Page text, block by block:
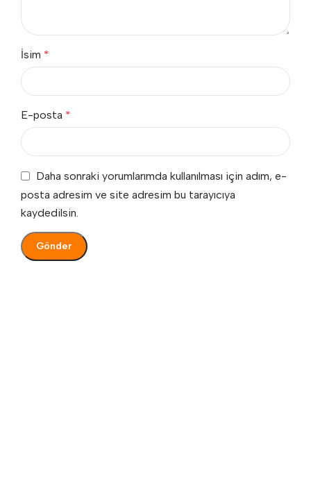
İsim *
E-posta *
Daha sonraki yorumlarımda kullanılması için adım, e-
posta adresim ve site adresim bu tarayıcıya
kaydedilsin.